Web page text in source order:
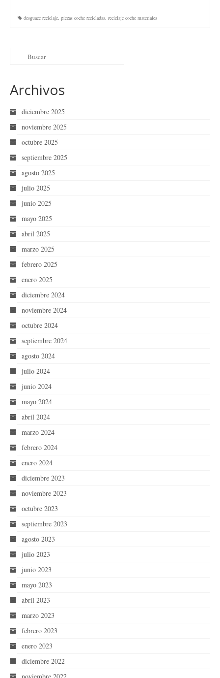
desguace reciclaje, piezas coche recicladas, reciclaje coche materiales
Archivos
diciembre 2025
noviembre 2025
octubre 2025
septiembre 2025
agosto 2025
julio 2025
junio 2025
mayo 2025
abril 2025
marzo 2025
febrero 2025
enero 2025
diciembre 2024
noviembre 2024
octubre 2024
septiembre 2024
agosto 2024
julio 2024
junio 2024
mayo 2024
abril 2024
marzo 2024
febrero 2024
enero 2024
diciembre 2023
noviembre 2023
octubre 2023
septiembre 2023
agosto 2023
julio 2023
junio 2023
mayo 2023
abril 2023
marzo 2023
febrero 2023
enero 2023
diciembre 2022